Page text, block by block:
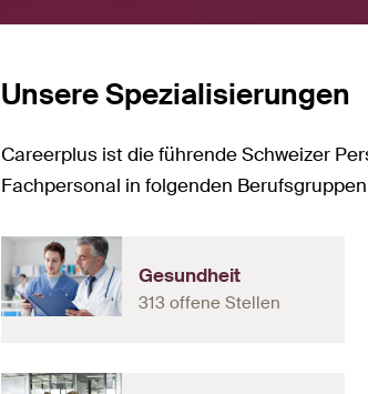
Unsere Spezialisierungen
Careerplus ist die führende Schweizer
Fachpersonal in folgenden
Gesundheit
313 offene Stellen